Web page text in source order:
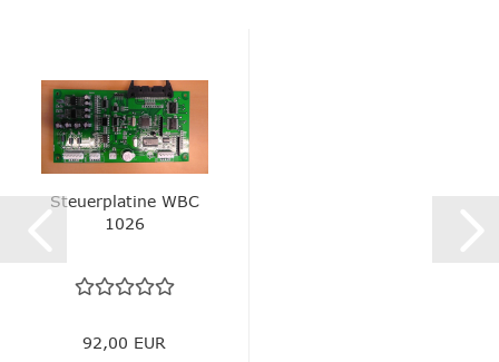
Steuerplatine WBC
1026
92,00 EUR